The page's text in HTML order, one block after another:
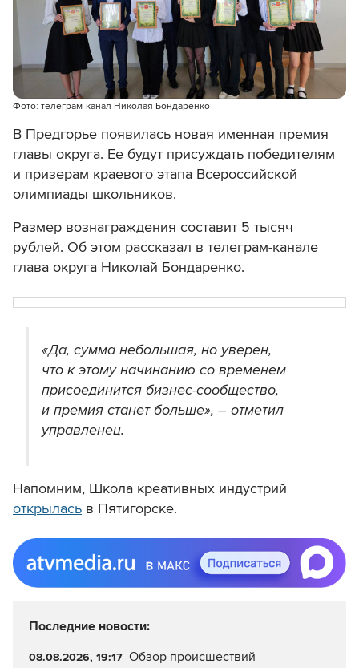
Фото: телеграм-канал Николая Бондаренко
В Предгорье появилась новая именная премия
главы округа. Ее будут присуждать победителям
и призерам краевого этапа Всероссийской
олимпиады школьников.
Размер вознаграждения составит 5 тысяч
рублей. Об этом рассказал в телеграм-канале
глава округа Николай Бондаренко.
«Да, сумма небольшая, но уверен,
что к этому начинанию со временем
присоединится бизнес-сообщество,
и премия станет больше», – отметил
управленец.
Напомним, Школа креативных индустрий
открылась в Пятигорске.
Последние новости:
08.08.2026, 19:17 Обзор происшествий